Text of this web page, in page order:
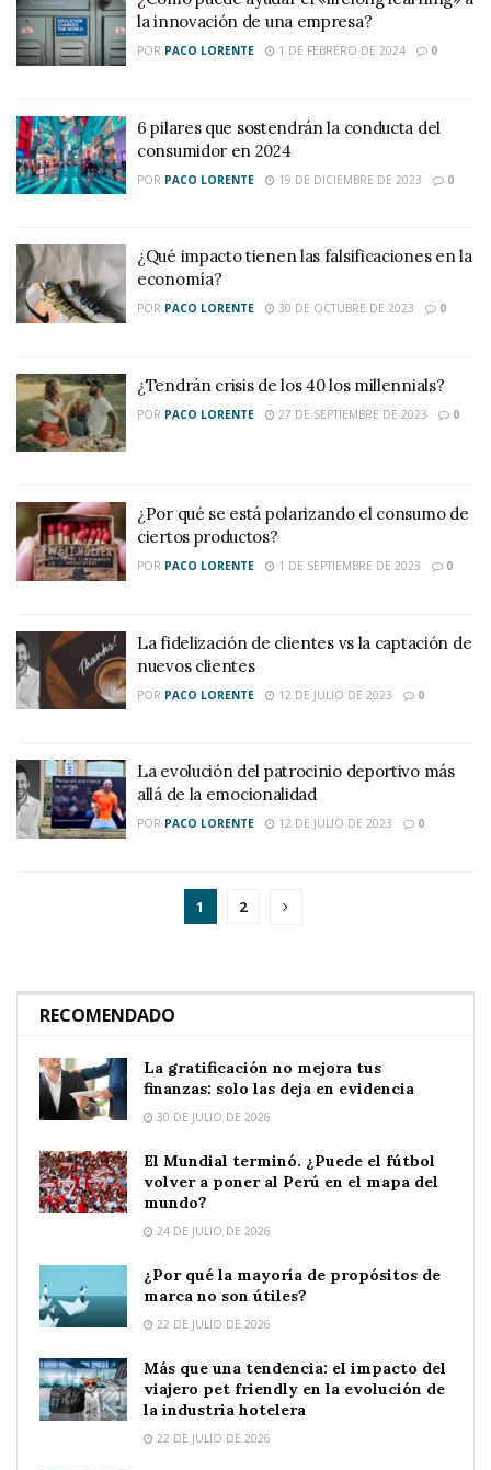
la innovación de una empresa?
POR PACO LORENTE 1 DE FEBRERO DE 2024 0
6 pilares que sostendrán la conducta del
consumidor en 2024
POR PACO LORENTE 19 DE DICIEMBRE DE 2023 0
¿Qué impacto tienen las falsificaciones en la
economía?
POR PACO LORENTE 30 DE OCTUBRE DE 2023 0
¿Tendrán crisis de los 40 los millennials?
POR PACO LORENTE 27 DE SEPTIEMBRE DE 2023 0
¿Por qué se está polarizando el consumo de
ciertos productos?
POR PACO LORENTE 1 DE SEPTIEMBRE DE 2023 0
La fidelización de clientes vs la captación de
nuevos clientes
POR PACO LORENTE 12 DE JULIO DE 2023 0
La evolución del patrocinio deportivo más
allá de la emocionalidad
POR PACO LORENTE 12 DE JULIO DE 2023 0
1 2
RECOMENDADO
La gratificación no mejora tus
finanzas: solo las deja en evidencia
30 DE JULIO DE 2026
El Mundial terminó. ¿Puede el fútbol
volver a poner al Perú en el mapa del
mundo?
24 DE JULIO DE 2026
¿Por qué la mayoría de propósitos de
marca no son útiles?
22 DE JULIO DE 2026
Más que una tendencia: el impacto del
viajero pet friendly en la evolución de
la industria hotelera
22 DE JULIO DE 2026